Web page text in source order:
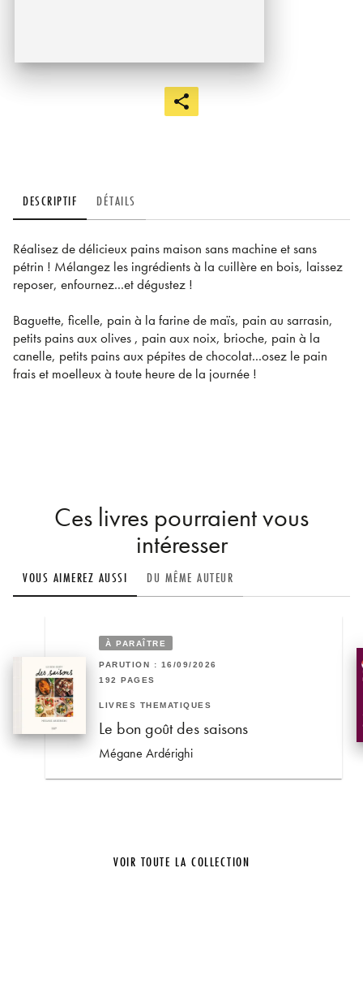
DESCRIPTIF DÉTAILS
Réalisez de délicieux pains maison sans machine et sans
pétrin ! Mélangez les ingrédients à la cuillère en bois, laissez
reposer, enfournez...et dégustez !
Baguette, ficelle, pain à la farine de maïs, pain au sarrasin,
petits pains aux olives , pain aux noix, brioche, pain à la
canelle, petits pains aux pépites de chocolat...osez le pain
frais et moelleux à toute heure de la journée !
Ces livres pourraient vous
intéresser
VOUS AIMEREZ AUSSI DU MÊME AUTEUR
À PARAÎTRE
PARUTION : 16/09/2026
192 PAGES
LIVRES THÉMATIQUES
Le bon goût des saisons
Mégane Ardérighi
VOIR TOUTE LA COLLECTION